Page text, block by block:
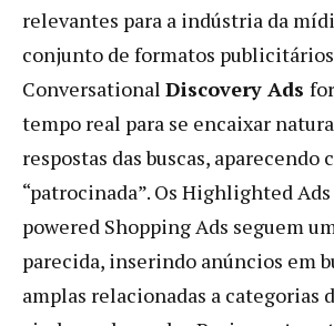
relevantes para a indústria da
conjunto de formatos
Conversational Discovery Ads
tempo real para se encaixar
respostas das buscas, aparecendo
“patrocinada”. Os Highlighted
powered Shopping Ads seguem
parecida, inserindo anúncios em
amplas relacionadas a categorias